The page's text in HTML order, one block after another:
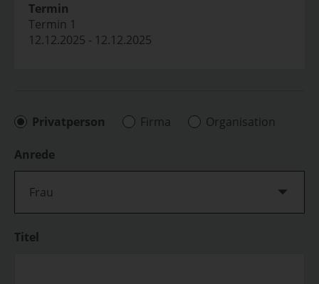
Termin
Termin 1
12.12.2025 - 12.12.2025
Privatperson Firma Organisation
Anrede
Frau
Titel